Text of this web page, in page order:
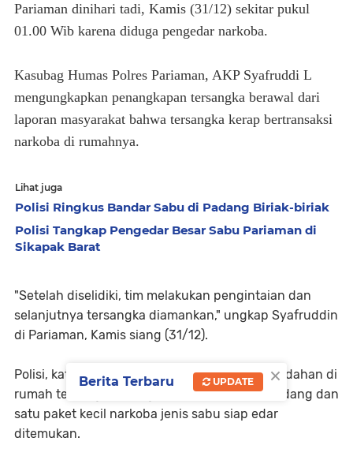
Pariaman dinihari tadi, Kamis (31/12) sekitar pukul
01.00 Wib karena diduga pengedar narkoba.
Kasubag Humas Polres Pariaman, AKP Syafruddi L
mengungkapkan penangkapan tersangka berawal dari
laporan masyarakat bahwa tersangka kerap bertransaksi
narkoba di rumahnya.
Lihat juga
Polisi Ringkus Bandar Sabu di Padang Biriak-biriak
Polisi Tangkap Pengedar Besar Sabu Pariaman di
Sikapak Barat
"Setelah diselidiki, tim melakukan pengintaian dan
selanjutnya tersangka diamankan," ungkap Syafruddin
di Pariaman, Kamis siang (31/12).
Polisi, kata dia kemudian melakukan penggeledahan di
rumah tersangka. Mengejutkan, lima paket sedang dan
satu paket kecil narkoba jenis sabu siap edar
ditemukan.
×
Berita Terbaru UPDATE